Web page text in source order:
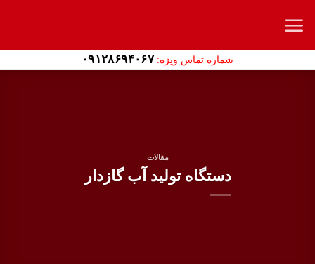
شماره تماس ویژه: ۰۹۱۲۸۶۹۴۰۶۷
مقالات
دستگاه تولید آب گازدار